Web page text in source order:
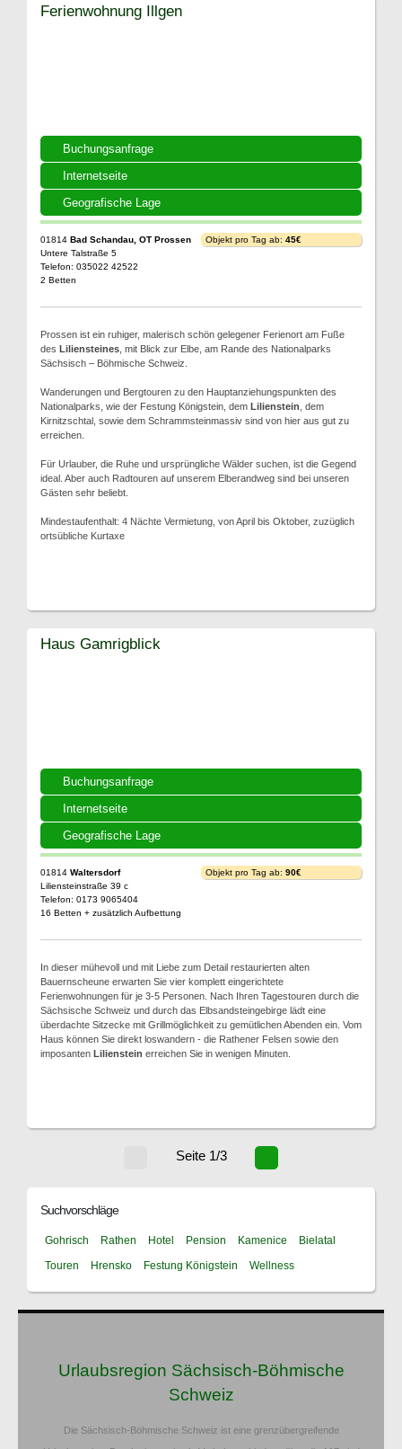
Buchungsanfrage
Internetseite
Geografische Lage
Ferienwohnung Illgen
01814 Bad Schandau, OT Prossen
Untere Talstraße 5
Telefon: 035022 42522
2 Betten
Objekt pro Tag ab: 45€
Prossen ist ein ruhiger, malerisch schön gelegener Ferienort am Fuße
des Liliensteines , mit Blick zur Elbe, am Rande des Nationalparks
Sächsisch – Böhmische Schweiz.
Wanderungen und Bergtouren zu den Hauptanziehungspunkten des
Nationalparks, wie der Festung Königstein, dem Lilienstein , dem
Kirnitzschtal, sowie dem Schrammsteinmassiv sind von hier aus gut zu
erreichen.
Für Urlauber, die Ruhe und ursprüngliche Wälder suchen, ist die Gegend
ideal. Aber auch Radtouren auf unserem Elberandweg sind bei unseren
Gästen sehr beliebt.
Mindestaufenthalt: 4 Nächte Vermietung, von April bis Oktober, zuzüglich
ortsübliche Kurtaxe
Buchungsanfrage
Internetseite
Geografische Lage
Haus Gamrigblick
01814 Waltersdorf
Liliensteinstraße 39 c
Telefon: 0173 9065404
16 Betten + zusätzlich Aufbettung
Objekt pro Tag ab: 90€
In dieser mühevoll und mit Liebe zum Detail restaurierten alten
Bauernscheune erwarten Sie vier komplett eingerichtete
Ferienwohnungen für je 3-5 Personen. Nach Ihren Tagestouren durch die
Sächsische Schweiz und durch das Elbsandsteingebirge lädt eine
überdachte Sitzecke mit Grillmöglichkeit zu gemütlichen Abenden ein. Vom
Haus können Sie direkt loswandern - die Rathener Felsen sowie den
imposanten Lilienstein erreichen Sie in wenigen Minuten.
Seite 1/3
Suchvorschläge
Gohrisch Rathen Hotel Pension Kamenice
Bielatal
Touren
Hrensko Festung Königstein Wellness
Urlaubsregion Sächsisch-Böhmische
Schweiz
Die Sächsisch-Böhmische Schweiz ist eine grenzübergreifende